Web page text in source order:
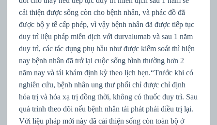
cải thiện được sống còn cho bệnh nhân, và phác đồ đã
được bộ y tế cấp phép, vì vậy bệnh nhân đã được tiếp tục
duy trì liệu pháp miễn dịch với durvalumab và sau 1 năm
duy trì, các tác dụng phụ hầu như được kiểm soát thì hiện
nay bệnh nhân đã trở lại cuộc sống bình thường hơn 2
năm nay và tái khám định kỳ theo lịch hẹn.“Trước khi có
nghiên cứu, bệnh nhân ung thư phổi chỉ được chỉ định
hóa trị và hóa xạ trị đồng thời, không có thuốc duy trì. Sau
quá trình theo dõi nếu bệnh nhân tái phát phải điều trị lại.
Với liệu pháp mới này đã cải thiện sống còn toàn bộ ở